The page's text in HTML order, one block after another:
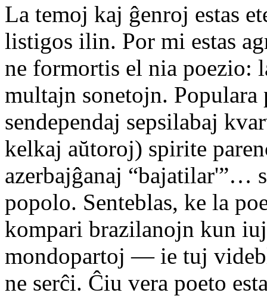
La temoj kaj ĝenroj estas
listigos ilin. Por mi estas
ne formortis el nia poezio:
multajn sonetojn.
sendependaj sepsilabaj
kelkaj aŭtoroj) spirite
azerbajĝanaj “bajatilar'”…
popolo. Senteblas, ke la
kompari brazilanojn kun
mondopartoj — ie tuj
ne serĉi. Ĉiu vera poeto